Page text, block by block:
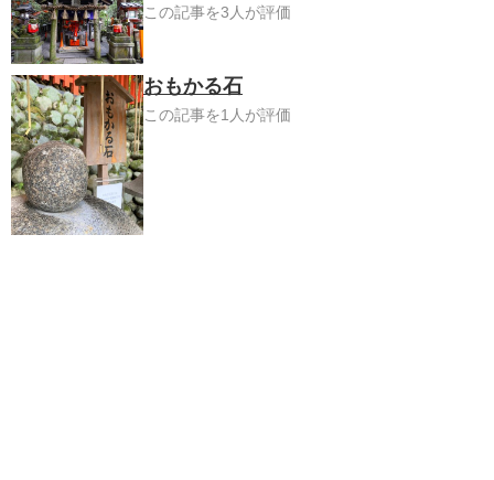
この記事を3人が評価
おもかる石
この記事を1人が評価